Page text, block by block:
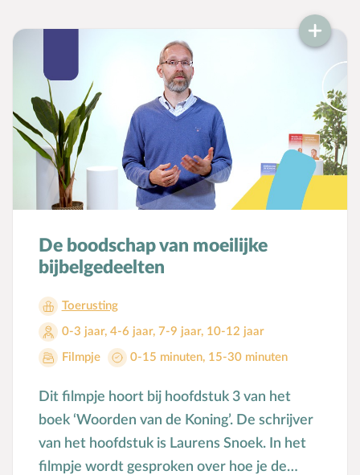
De boodschap van moeilijke
bijbelgedeelten
Toerusting
0-3 jaar, 4-6 jaar, 7-9 jaar, 10-12 jaar
Filmpje 0-15 minuten, 15-30 minuten
Dit filmpje hoort bij hoofdstuk 3 van het
boek ‘Woorden van de Koning’. De schrijver
van het hoofdstuk is Laurens Snoek. In het
filmpje wordt gesproken over hoe je de